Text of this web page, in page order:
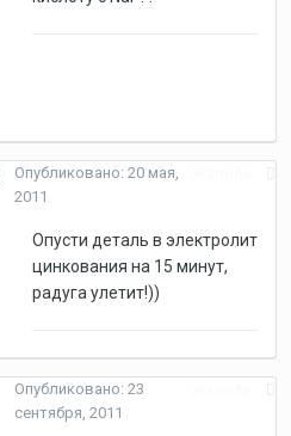
Опубликовано: 20 мая,
2011
Опусти деталь в электролит
цинкования на 15 минут,
радуга улетит!))
Опубликовано: 23
сентября, 2011